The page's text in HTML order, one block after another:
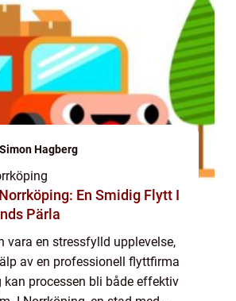
Simon Hagberg
En Smidig Flytt I
Pärla
vara en stressfylld upplevelse,
av en professionell flyttfirma
kan processen bli både effektiv